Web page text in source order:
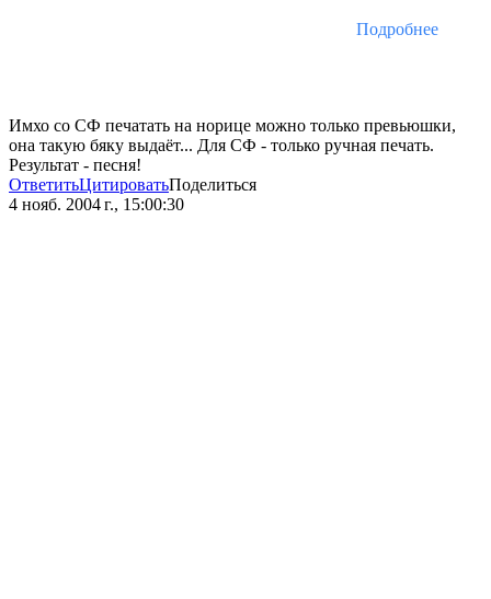
Подробнее
Имхо со СФ печатать на норице можно только превьюшки,
она такую бяку выдаёт... Для СФ - только ручная печать.
Результат - песня!
ОтветитьЦитироватьПоделиться
4 нояб. 2004 г., 15:00:30